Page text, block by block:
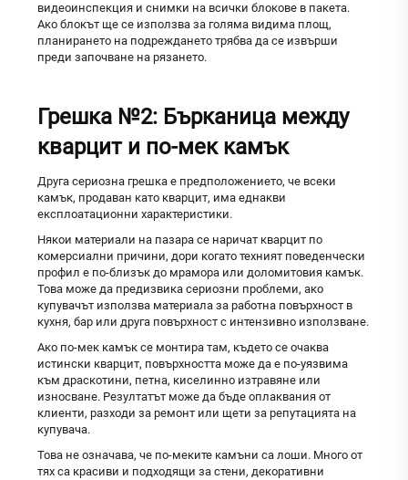
видеоинспекция и снимки на всички блокове в пакета.
Ако блокът ще се използва за голяма видима площ,
планирането на подреждането трябва да се извърши
преди започване на рязането.
Грешка №2: Бърканица между
кварцит и по-мек камък
Друга сериозна грешка е предположението, че всеки
камък, продаван като кварцит, има еднакви
експлоатационни характеристики.
Някои материали на пазара се наричат кварцит по
комерсиални причини, дори когато техният поведенчески
профил е по-близък до мрамора или доломитовия камък.
Това може да предизвика сериозни проблеми, ако
купувачът използва материала за работна повърхност в
кухня, бар или друга повърхност с интензивно използване.
Ако по-мек камък се монтира там, където се очаква
истински кварцит, повърхността може да е по-уязвима
към драскотини, петна, киселинно изтравяне или
износване. Резултатът може да бъде оплаквания от
клиенти, разходи за ремонт или щети за репутацията на
купувача.
Това не означава, че по-меките камъни са лоши. Много от
тях са красиви и подходящи за стени, декоративни